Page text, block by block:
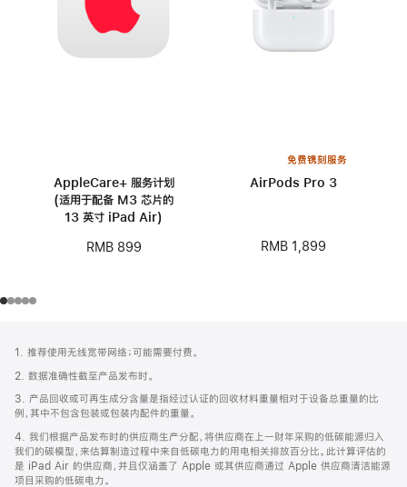
AppleCare+ 服务计划
(适用于配备 M3 芯片的
13 英寸 iPad Air)
RMB 899
免费镌刻服务
AirPods Pro 3
RMB 1,899
页
页
脚
注
1. 推荐使用无线宽带网络；可能需要付费。
2. 数据准确性截至产品发布时。
3. 产品回收或可再生成分含量是指经过认证的回收材料重量相对于设备总重量的比
例，其中不包含包装或包装内配件的重量。
4. 我们根据产品发布时的供应商生产分配，将供应商在上一财年采购的低碳能源归入
我们的碳模型，来估算制造过程中来自低碳电力的用电相关排放百分比。此计算评估的
是 iPad Air 的供应商，并且仅涵盖了 Apple 或其供应商通过 Apple 供应商清洁能源
项目采购的低碳电力。